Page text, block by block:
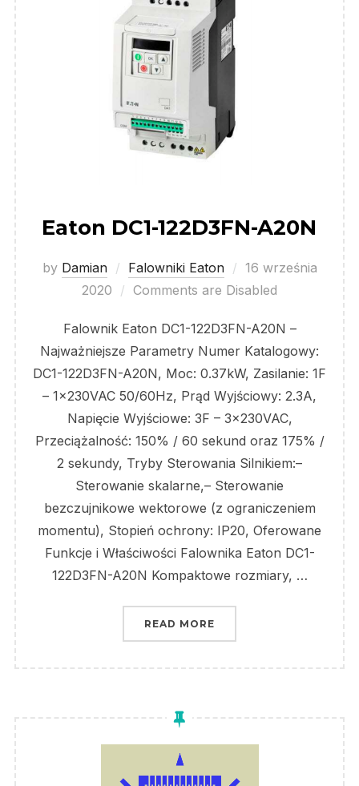
Eaton DC1-122D3FN-A20N
by Damian Falowniki Eaton
Posted
on
16 września
2020
Comments are Disabled
Falownik Eaton DC1-122D3FN-A20N –
Najważniejsze Parametry Numer Katalogowy:
DC1-122D3FN-A20N, Moc: 0.37kW, Zasilanie: 1F
– 1x230VAC 50/60Hz, Prąd Wyjściowy: 2.3A,
Napięcie Wyjściowe: 3F – 3x230VAC,
Przeciążalność: 150% / 60 sekund oraz 175% /
2 sekundy, Tryby Sterowania Silnikiem:–
Sterowanie skalarne,– Sterowanie
bezczujnikowe wektorowe (z ograniczeniem
momentu), Stopień ochrony: IP20, Oferowane
Funkcje i Właściwości Falownika Eaton DC1-
122D3FN-A20N Kompaktowe rozmiary, …
READ MORE „EATON DC1-122D3FN-